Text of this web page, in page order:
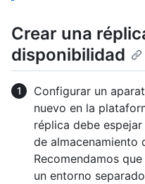
Crear una
disponibilidad
Configurar un
nuevo en la
réplica debe
de almacenamiento
Recomendamos
un entorno